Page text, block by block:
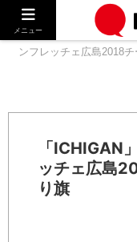
ホーム お知ら
ンフレッチェ広島2018
「ICHIGAN
ッチェ広島
り旗
メニュー